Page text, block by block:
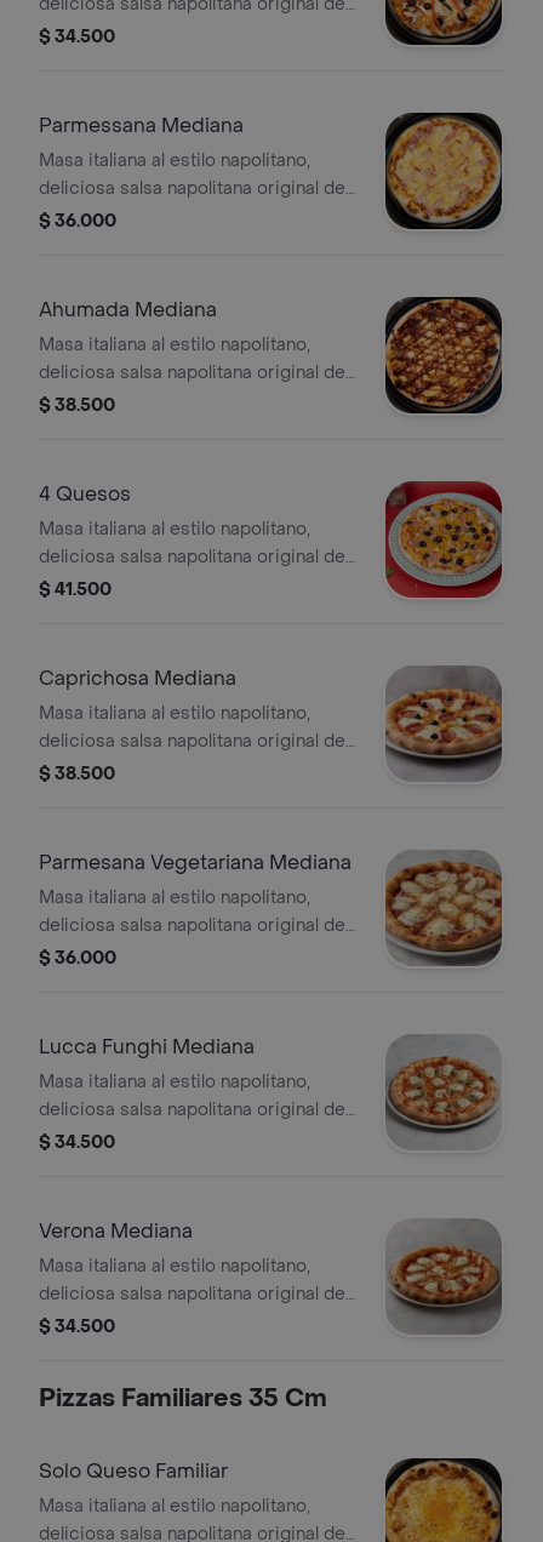
la casa, queso mozzarella, cebolla
$ 34.500
Parmessana Mediana
Masa italiana al estilo napolitano,
deliciosa salsa napolitana original de
la casa, queso mozzarella, tocineta y
$ 36.000
Ahumada Mediana
Masa italiana al estilo napolitano,
deliciosa salsa napolitana original de
la casa, queso mozzarella, costillitas
$ 38.500
4 Quesos
Masa italiana al estilo napolitano,
deliciosa salsa napolitana original de
la casa, queso mozzarella, queso
$ 41.500
Caprichosa Mediana
Masa italiana al estilo napolitano,
deliciosa salsa napolitana original de
la casa, queso mozzarella, peperoni,
$ 38.500
Parmesana Vegetariana Mediana
Masa italiana al estilo napolitano,
deliciosa salsa napolitana original de
la casa, queso mozzarella, cebolla
$ 36.000
Lucca Funghi Mediana
Masa italiana al estilo napolitano,
deliciosa salsa napolitana original de
la casa, queso
$ 34.500
Verona Mediana
Masa italiana al estilo napolitano,
deliciosa salsa napolitana original de
la casa, queso mozzarella, cebolla
$ 34.500
Pizzas Familiares 35 Cm
Solo Queso Familiar
Masa italiana al estilo napolitano,
deliciosa salsa napolitana original de